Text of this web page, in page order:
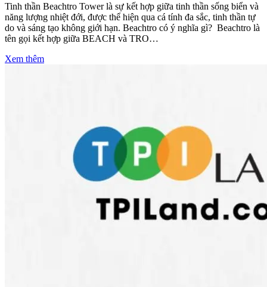
Tinh thần Beachtro Tower là sự kết hợp giữa tinh thần sống biển và
năng lượng nhiệt đới, được thể hiện qua cá tính đa sắc, tinh thần tự
do và sáng tạo không giới hạn. Beachtro có ý nghĩa gì? Beachtro là
tên gọi kết hợp giữa BEACH và TRO…
Xem thêm